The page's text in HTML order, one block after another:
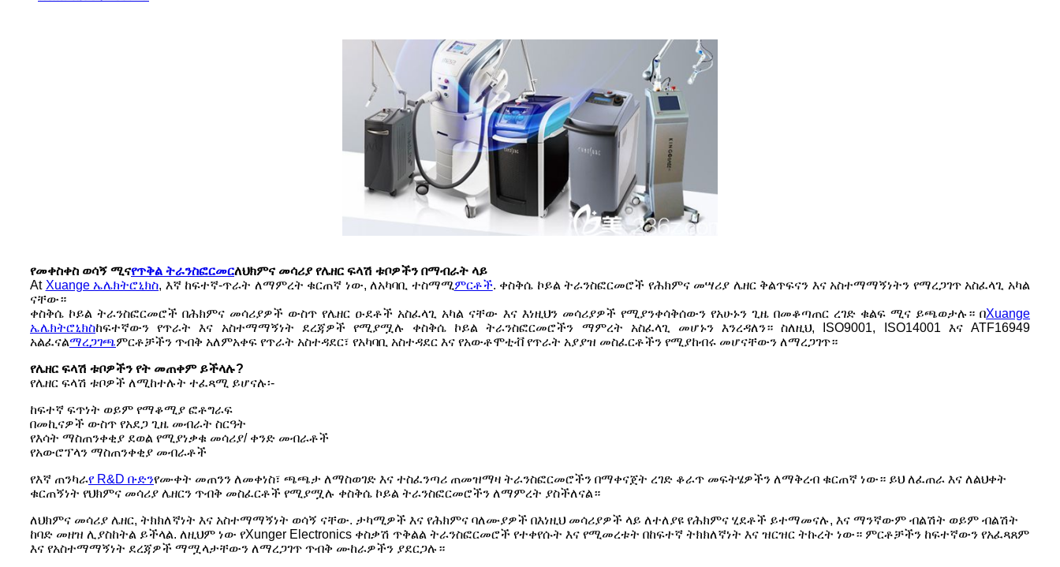
የመቀስቀስ ወሳኝ ሚናየጥቅል ትራንስፎርመርለህክምና መሳሪያ የሌዘር ፍላሽ ቱቦዎችን በማብራት ላይ
At Xuange ኤሌክትሮኒክስ, እኛ ከፍተኛ-ጥራት ለማምረት ቁርጠኛ ነው, ለአካባቢ ተስማሚምርቶች. ቀስቅሴ ኮይል ትራንስፎርመሮች የሕክምና መሣሪያ ሌዘር ቅልጥፍናን እና አስተማማኝነትን የማረጋገጥ አስፈላጊ አካል
ናቸው።
ቀስቅሴ ኮይል ትራንስፎርመሮች በሕክምና መሳሪያዎች ውስጥ የሌዘር ዑደቶች አስፈላጊ አካል ናቸው እና እነዚህን መሳሪያዎች የሚያንቀሳቅሰውን የአሁኑን ጊዜ በመቆጣጠር ረገድ ቁልፍ ሚና ይጫወታሉ። በXuange
ኤሌክትሮኒክስከፍተኛውን የጥራት እና አስተማማኝነት ደረጃዎች የሚያሟሉ ቀስቅሴ ኮይል ትራንስፎርመሮችን ማምረት አስፈላጊ መሆኑን እንረዳለን። ስለዚህ, ISO9001, ISO14001 እና ATF16949
አልፈናልማረጋገጫምርቶቻችን ጥብቅ አለምአቀፍ የጥራት አስተዳደር፣ የአካባቢ አስተዳደር እና የአውቶሞቲቭ የጥራት አያያዝ መስፈርቶችን የሚያከብሩ መሆናቸውን ለማረጋገጥ።
የሌዘር ፍላሽ ቱቦዎችን የት መጠቀም ይችላሉ?
የሌዘር ፍላሽ ቱቦዎች ለሚከተሉት ተፈጻሚ ይሆናሉ፡-
ከፍተኛ ፍጥነት ወይም የማቆሚያ ፎቶግራፍ
በመኪናዎች ውስጥ የአደጋ ጊዜ መብራት ስርዓት
የእሳት ማስጠንቀቂያ ደወል የሚያነቃቁ መሳሪያ/ ቀንድ መብራቶች
የአውሮፕላን ማስጠንቀቂያ መብራቶች
የእኛ ጠንካራየ R&D ቡድንየሙቀት መጠንን ለመቀነስ፣ ጫጫታ ለማስወገድ እና ተስፈንጣሪ ጠመዝማዛ ትራንስፎርመሮችን በማቀናጀት ረገድ ቆራጥ መፍትሄዎችን ለማቅረብ ቁርጠኛ ነው። ይህ ለፈጠራ እና ለልህቀት
ቁርጠኝነት የህክምና መሳሪያ ሌዘርን ጥብቅ መስፈርቶች የሚያሟሉ ቀስቅሴ ኮይል ትራንስፎርመሮችን ለማምረት ያስችለናል።
ለህክምና መሳሪያ ሌዘር, ትክክለኛነት እና አስተማማኝነት ወሳኝ ናቸው. ታካሚዎች እና የሕክምና ባለሙያዎች በእነዚህ መሳሪያዎች ላይ ለተለያዩ የሕክምና ሂደቶች ይተማመናሉ, እና ማንኛውም ብልሽት ወይም ብልሽት
ከባድ መዘዝ ሊያስከትል ይችላል. ለዚህም ነው የXunger Electronics ቀስቃሽ ጥቅልል ​​ትራንስፎርመሮች የተቀየሱት እና የሚመረቱት በከፍተኛ ትክክለኛነት እና ዝርዝር ትኩረት ነው። ምርቶቻችን ከፍተኛውን የአፈጻጸም
እና የአስተማማኝነት ደረጃዎች ማሟላታቸውን ለማረጋገጥ ጥብቅ ሙከራዎችን ያደርጋሉ።